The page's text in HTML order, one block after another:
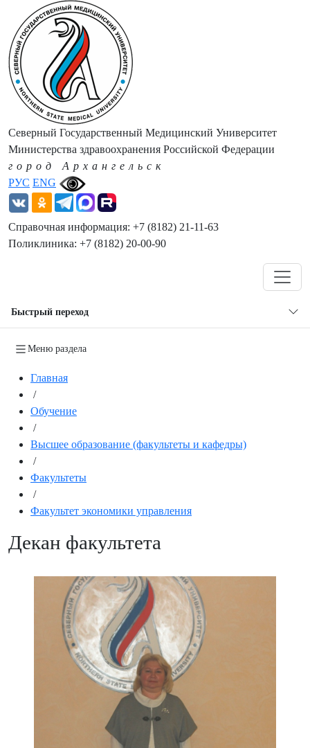
РУС ENG
Северный Государственный Медицинский Университет
Министерства здравоохранения Российской Федерации
город Архангельск
Справочная информация: +7 (8182) 21-11-63
Поликлиника: +7 (8182) 20-00-90
Быстрый переход
Меню раздела
Главная
/
Обучение
/
Высшее образование (факультеты и кафедры)
/
Факультеты
/
Факультет экономики управления
Декан факультета